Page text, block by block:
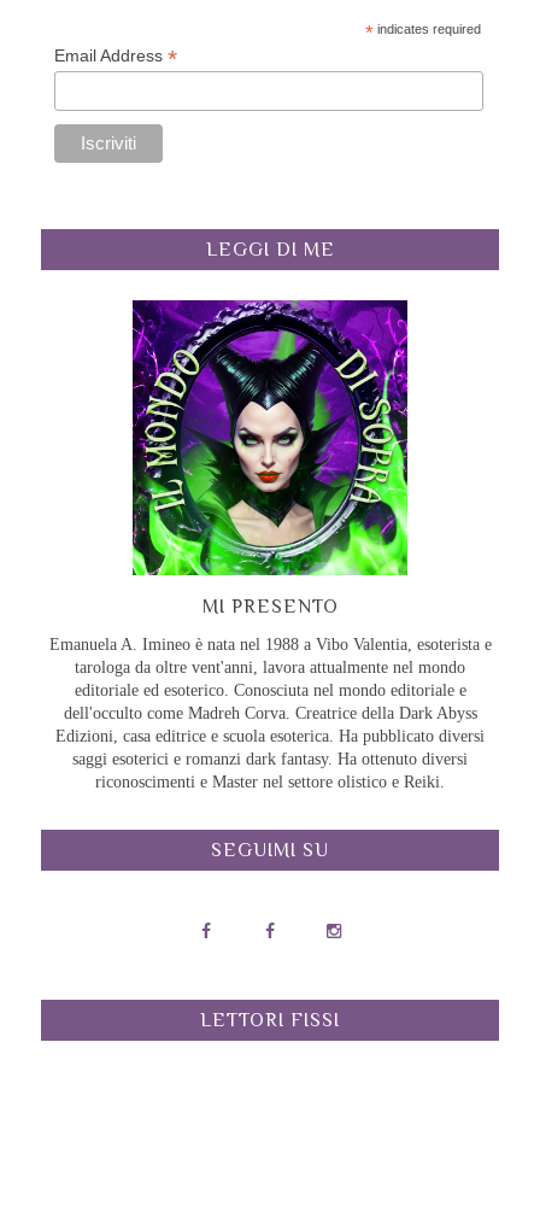
* indicates required
Email Address*
LEGGI DI ME
MI PRESENTO
Emanuela A. Imineo è nata nel 1988 a Vibo Valentia, esoterista e
tarologa da oltre vent'anni, lavora attualmente nel mondo
editoriale ed esoterico. Conosciuta nel mondo editoriale e
dell'occulto come Madreh Corva. Creatrice della Dark Abyss
Edizioni, casa editrice e scuola esoterica. Ha pubblicato diversi
saggi esoterici e romanzi dark fantasy. Ha ottenuto diversi
riconoscimenti e Master nel settore olistico e Reiki.
SEGUIMI SU
LETTORI FISSI